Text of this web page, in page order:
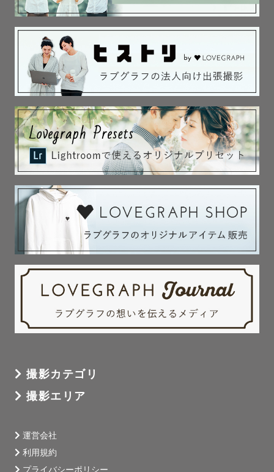
撮影カテゴリ
撮影エリア
運営会社
利用規約
プライバシーポリシー